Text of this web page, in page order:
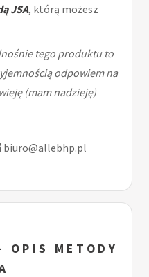
JSA, którą możesz
tego produktu to
odpowiem na
(mam nadzieję)
biuro@allebhp.pl
OPIS METODY